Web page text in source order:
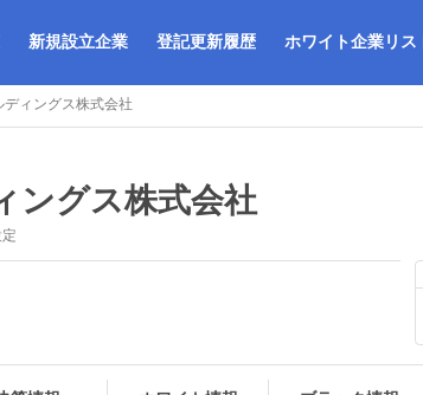
新規設立企業 登記更新履歴 ホワイト企業リス
ディングス株式会社
ングス株式会社